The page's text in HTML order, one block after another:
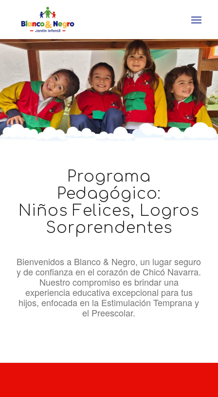
Programa
Pedagógico:
Niños Felices, Logros
Sorprendentes
Bienvenidos a Blanco & Negro, un lugar seguro
y de confianza en el corazón de Chicó Navarra.
Nuestro compromiso es brindar una
experiencia educativa excepcional para tus
hijos, enfocada en la Estimulación Temprana y
el Preescolar.